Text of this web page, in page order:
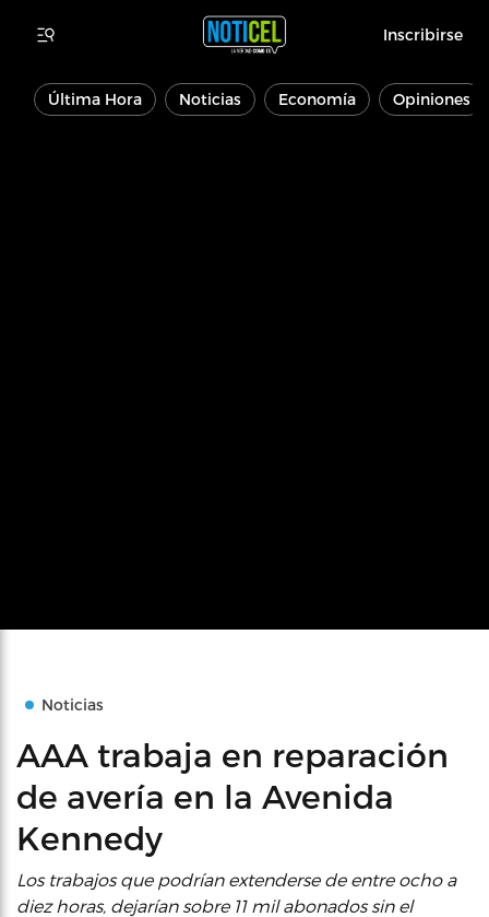
Inscribirse
Última Hora Noticias Economía Opiniones
Noticias
AAA trabaja en reparación
de avería en la Avenida
Kennedy
Los trabajos que podrían extenderse de entre ocho a
diez horas, dejarían sobre 11 mil abonados sin el